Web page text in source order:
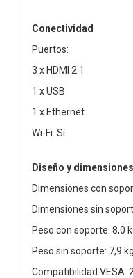
Conectividad
Puertos:
3 x HDMI 2.1
1 x USB
1 x Ethernet
Wi-Fi: Sí
Diseño y dimensiones
Dimensiones con
Dimensiones sin
Peso con soporte: 8,0
Peso sin soporte: 7,9 kg
Compatibilidad VESA: